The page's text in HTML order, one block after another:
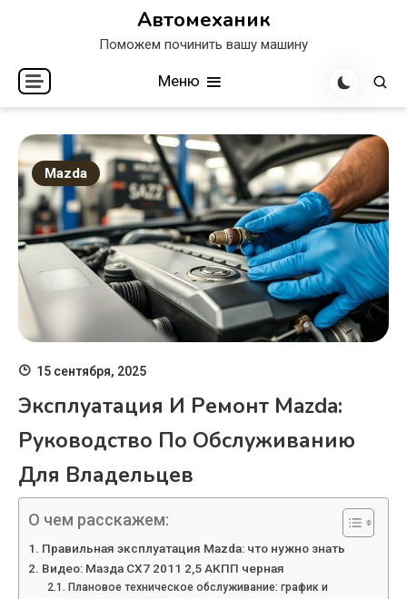
Автомеханик
Поможем починить вашу машину
Меню
Mazda
15 сентября, 2025
Эксплуатация И Ремонт Mazda:
Руководство По Обслуживанию
Для Владельцев
О чем расскажем:
Правильная эксплуатация Mazda: что нужно знать
Видео: Мазда СХ7 2011 2,5 АКПП черная
Плановое техническое обслуживание: график и